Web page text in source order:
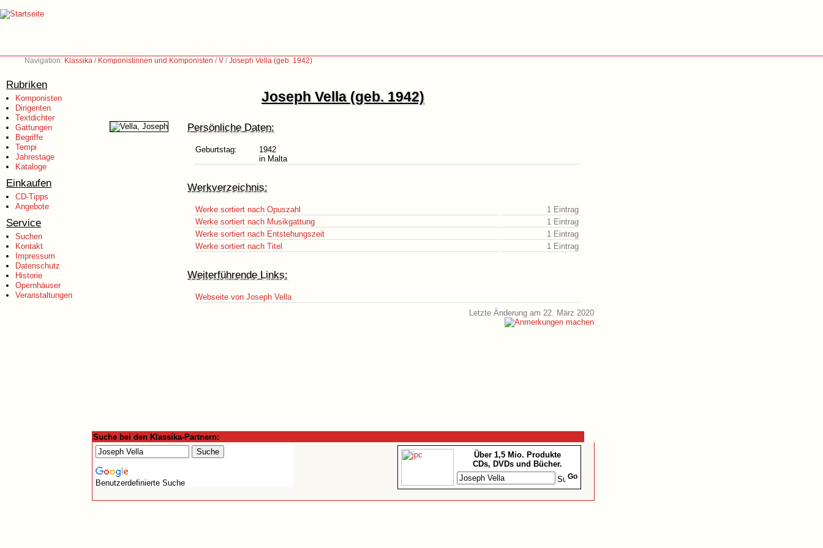
Navigation: Klassika / Komponistinnen und Komponisten /V /Joseph Vella (geb. 1942)
Rubriken
Komponisten
Dirigenten
Textdichter
Gattungen
Begriffe
Tempi
Jahrestage
Kataloge
Einkaufen
CD-Tipps
Angebote
Service
Suchen
Kontakt
Impressum
Datenschutz
Historie
Opernhäuser
Veranstaltungen
Joseph Vella (geb. 1942)
Persönliche Daten:
Geburtstag:
1942
in Malta
Werkverzeichnis:
Werke sortiert nach Opuszahl
1 Eintrag
Werke sortiert nach Musikgattung
1 Eintrag
Werke sortiert nach Entstehungszeit
1 Eintrag
Werke sortiert nach Titel
1 Eintrag
Weiterführende Links:
Webseite von Joseph Vella
Letzte Änderung am 22. März 2020
Suche bei den Klassika-Partnern:
Benutzerdefinierte Suche
Über 1,5 Mio. Produkte
CDs, DVDs und Bücher.
Go